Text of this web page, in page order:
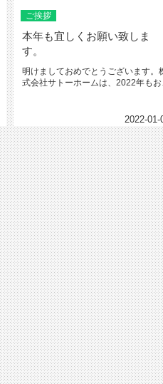
ご挨拶
本年も宜しくお願い致しま
す。
明けましておめでとうございます。
式会社サトーホームは、2022年もお
2022-01-